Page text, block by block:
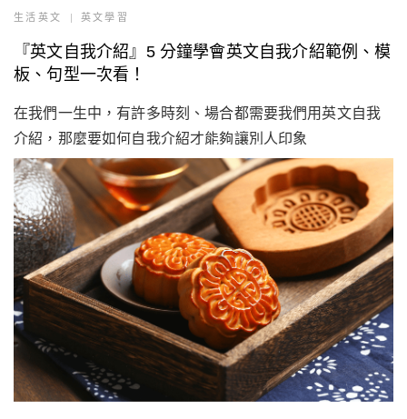
生活英文 英文學習
『英文自我介紹』5 分鐘學會英文自我介紹範例、模
板、句型一次看！
在我們一生中，有許多時刻、場合都需要我們用英文自我
介紹，那麼要如何自我介紹才能夠讓別人印象